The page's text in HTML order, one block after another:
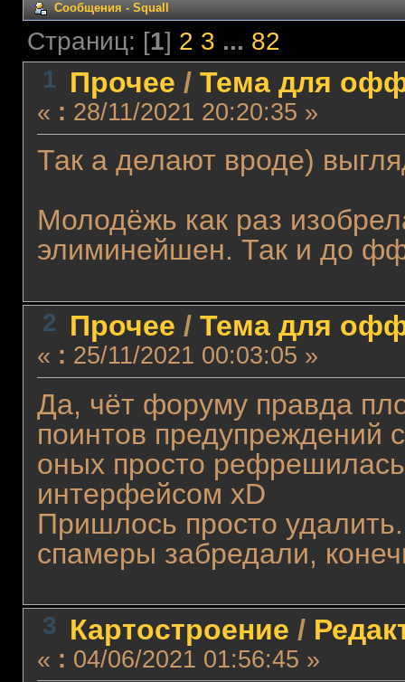
Сообщения - Squall
Страниц: [1] 2 3 ... 82
1 Прочее / Тема для
« : 28/11/2021 20:20:35 »
Так а делают вроде)
Молодёжь как раз
элиминейшен. Так и до
2 Прочее / Тема для
« : 25/11/2021 00:03:05 »
Да, чёт форуму правда
поинтов предупреждений
оных просто
интерфейсом xD
Пришлось просто
спамеры забредали,
3 Картостроение /
« : 04/06/2021 01:56:45 »